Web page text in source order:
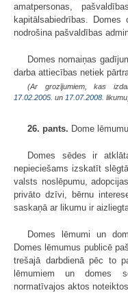
amatpersonas,
kapitālsabiedrības. Domes
nodrošina pašvaldības
Domes nomaiņas
darba attiecības netiek
(Ar grozījumiem, kas
17.02.2005. un 17.07.2008 .
26. pants. Dome
Domes sēdes ir
nepieciešams izskatīt
valsts noslēpumu,
privāto dzīvi, bērnu
saskaņā ar likumu ir
Domes lēmumi un
Domes lēmumus publicē
trešajā darbdienā pēc to
lēmumiem un domes
normatīvajos aktos